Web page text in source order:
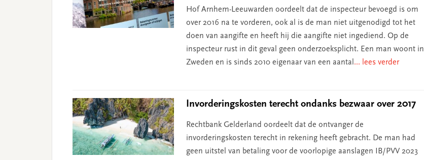
Hof Arnhem-Leeuwarden oordeelt dat de inspecteur bevoegd is om
over 2016 na te vorderen, ook al is de man niet uitgenodigd tot het
doen van aangifte en heeft hij die aangifte niet ingediend. Op de
inspecteur rust in dit geval geen onderzoeksplicht. Een man woont in
Zweden en is sinds 2010 eigenaar van een aantal... lees verder
Invorderingskosten terecht ondanks bezwaar over 2017
Rechtbank Gelderland oordeelt dat de ontvanger de
invorderingskosten terecht in rekening heeft gebracht. De man had
geen uitstel van betaling voor de voorlopige aanslagen IB/PVV 2023